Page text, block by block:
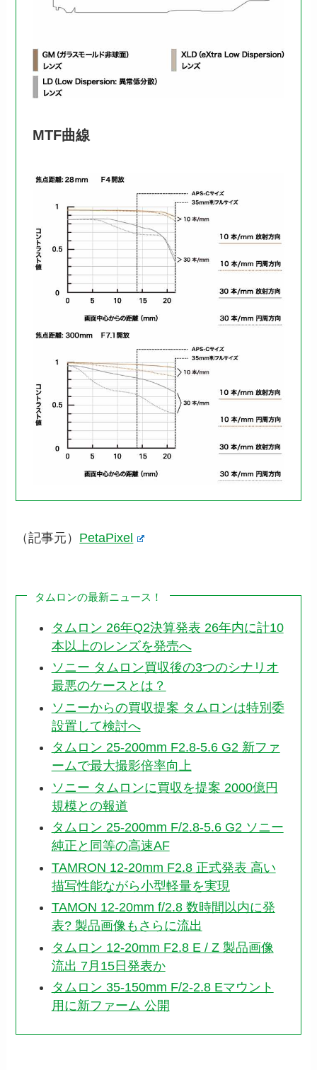
MTF曲線
（記事元） PetaPixel
タムロンの最新ニュース！
タムロン 26年Q2決算発表 26年内に計10
本以上のレンズを発売へ
ソニー タムロン買収後の3つのシナリオ
最悪のケースとは？
ソニーからの買収提案 タムロンは特別委
設置して検討へ
タムロン 25-200mm F2.8-5.6 G2 新ファ
ームで最大撮影倍率向上
ソニー タムロンに買収を提案 2000億円
規模との報道
タムロン 25-200mm F/2.8-5.6 G2 ソニー
純正と同等の高速AF
TAMRON 12-20mm F2.8 正式発表 高い
描写性能ながら小型軽量を実現
TAMON 12-20mm f/2.8 数時間以内に発
表? 製品画像もさらに流出
タムロン 12-20mm F2.8 E / Z 製品画像
流出 7月15日発表か
タムロン 35-150mm F/2-2.8 Eマウント
用に新ファーム 公開